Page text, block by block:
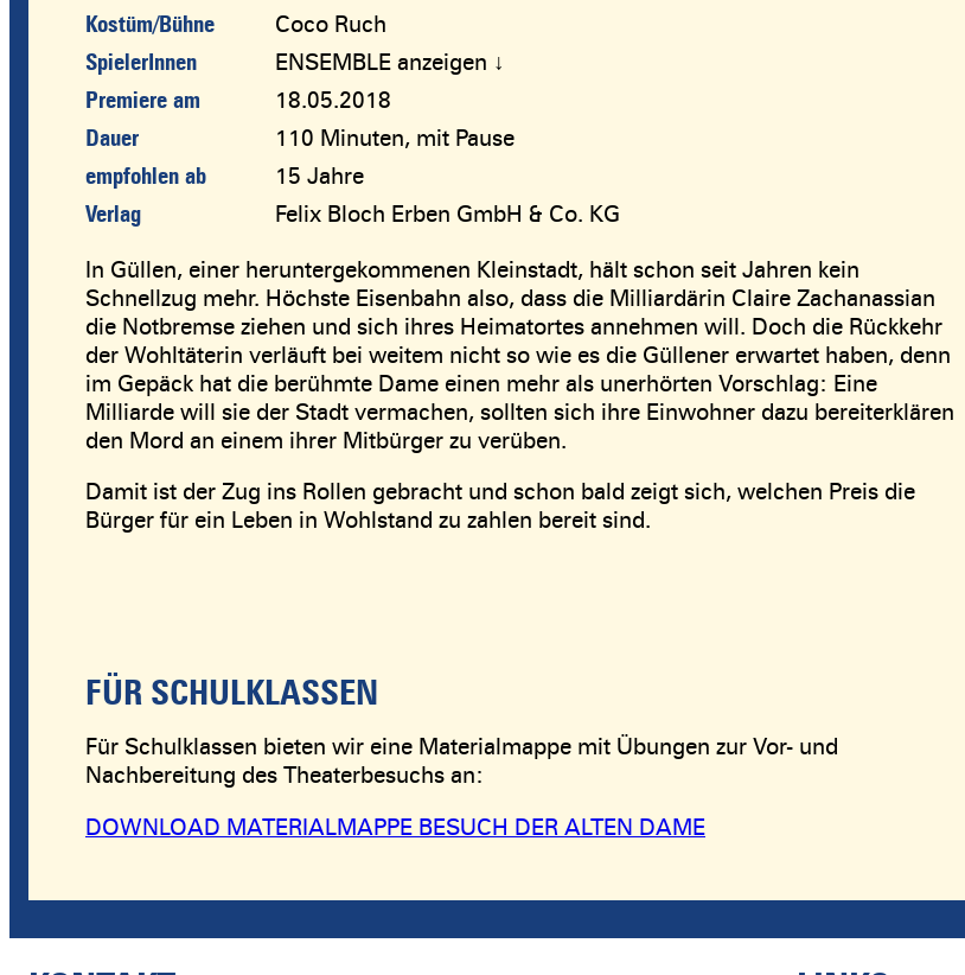
Kostüm/Bühne
Coco Ruch
SpielerInnen
ENSEMBLE anzeigen ↓
Premiere am
18.05.2018
Dauer
110 Minuten, mit Pause
empfohlen ab
15 Jahre
Verlag
Felix Bloch Erben GmbH & Co. KG
In Güllen, einer heruntergekommenen Kleinstadt, hält schon seit Jahren kein
Schnellzug mehr. Höchste Eisenbahn also, dass die Milliardärin Claire Zachanassian
die Notbremse ziehen und sich ihres Heimatortes annehmen will. Doch die Rückkehr
der Wohltäterin verläuft bei weitem nicht so wie es die Güllener erwartet haben, denn
im Gepäck hat die berühmte Dame einen mehr als unerhörten Vorschlag: Eine
Milliarde will sie der Stadt vermachen, sollten sich ihre Einwohner dazu bereiterklären
den Mord an einem ihrer Mitbürger zu verüben.
Damit ist der Zug ins Rollen gebracht und schon bald zeigt sich, welchen Preis die
Bürger für ein Leben in Wohlstand zu zahlen bereit sind.
FÜR SCHULKLASSEN
Für Schulklassen bieten wir eine Materialmappe mit Übungen zur Vor- und
Nachbereitung des Theaterbesuchs an:
DOWNLOAD MATERIALMAPPE BESUCH DER ALTEN DAME